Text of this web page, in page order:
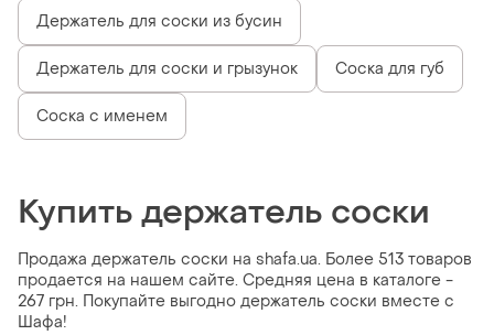
Держатель для соски из бусин
Держатель для соски и грызунок Соска для губ
Соска с именем
Купить держатель соски
Продажа держатель соски на shafa.ua. Более 513 товаров
продается на нашем сайте. Средняя цена в каталоге -
267 грн. Покупайте выгодно держатель соски вместе с
Шафа!